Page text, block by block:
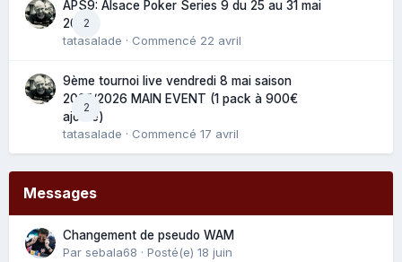
2
APS9: Alsace Poker Series 9 du 25 au 31 mai
2025
tatasalade · Commencé 22 avril
2
9ème tournoi live vendredi 8 mai saison
2025/2026 MAIN EVENT (1 pack à 900€
ajouté)
tatasalade · Commencé 17 avril
Messages
Changement de pseudo WAM
Par sebala68 · Posté(e) 18 juin